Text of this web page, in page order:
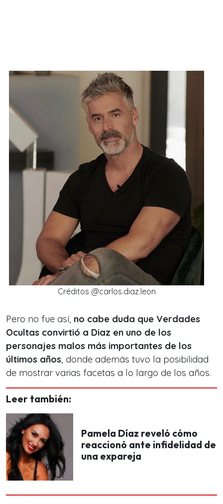
Créditos @carlos.diaz.leon
Pero no fue así, no cabe duda que Verdades
Ocultas convirtió a Diaz en uno de los
personajes malos más importantes de los
últimos años, donde además tuvo la posibilidad
de mostrar varias facetas a lo largo de los años.
Leer también:
Pamela Díaz reveló cómo
reaccionó ante infidelidad de
una expareja